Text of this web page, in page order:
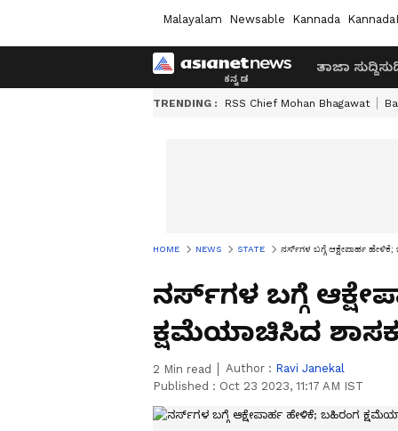
Malayalam Newsable Kannada
ತಾಜಾ ಸುದ್ದಿ
TRENDING : RSS Chief Mohan Bhagawat
HOME NEWS STATE ನರ್ಸ್‌ಗಳ ಬಗ್ಗೆ ಆಕ್ಷೇಪಾರ್ಹ
ನರ್ಸ್‌ಗಳ ಬಗ್ಗೆ
ಕ್ಷಮೆಯಾಚಿಸಿದ ಶಾಸಕ
2 Min read Author : Ravi Janekal
Published : Oct 23 2023, 11:17 AM IST